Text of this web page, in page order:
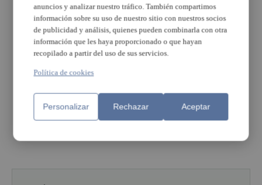
anuncios y analizar nuestro tráfico. También compartimos
información sobre su uso de nuestro sitio con nuestros socios
de publicidad y análisis, quienes pueden combinarla con otra
información que les haya proporcionado o que hayan
recopilado a partir del uso de sus servicios.
Política de cookies
Personalizar Rechazar Aceptar